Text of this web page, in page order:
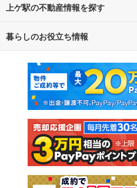
上ゲ駅の不動産情報を探す
不動産・住宅
新築マンション
新築一戸建て
注文住宅
売却査定
暮らしのお役立ち情報
マンションカタログ